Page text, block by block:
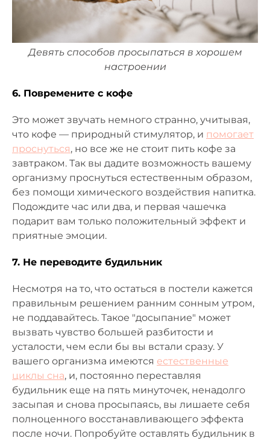
Девять способов просыпаться в хорошем
настроении
6. Повремените с кофе
Это может звучать немного странно, учитывая,
что кофе — природный стимулятор, и помогает
проснуться, но все же не стоит пить кофе за
завтраком. Так вы дадите возможность вашему
организму проснуться естественным образом,
без помощи химического воздействия напитка.
Подождите час или два, и первая чашечка
подарит вам только положительный эффект и
приятные эмоции.
7. Не переводите будильник
Несмотря на то, что остаться в постели кажется
правильным решением ранним сонным утром,
не поддавайтесь. Такое "досыпание" может
вызвать чувство большей разбитости и
усталости, чем если бы вы встали сразу. У
вашего организма имеются естественные
циклы сна, и, постоянно переставляя
будильник еще на пять минуточек, ненадолго
засыпая и снова просыпаясь, вы лишаете себя
полноценного восстанавливающего эффекта
после ночи. Попробуйте оставлять будильник в